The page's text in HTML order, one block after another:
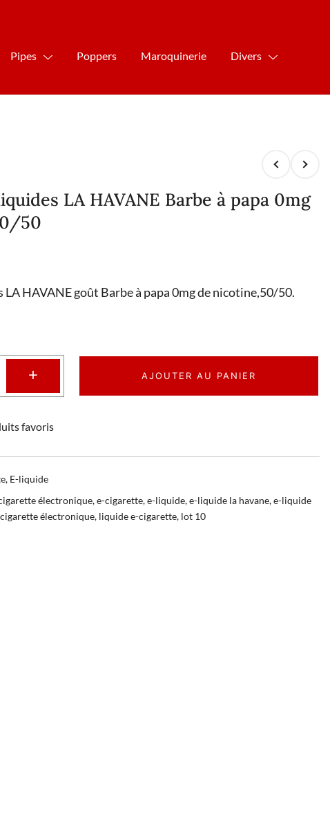
Pipes Poppers Maroquinerie Divers
LA HAVANE Barbe à papa 0mg
50
LA HAVANE goût Barbe à papa 0mg de nicotine,50/50.
+ AJOUTER AU PANIER
favoris
, E-liquide
électronique,e-cigarette,e-liquide,e-liquide la havane,e-liquide
électronique, liquide e-cigarette, lot 10